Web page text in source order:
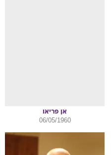
אן פריאו
06/05/1960